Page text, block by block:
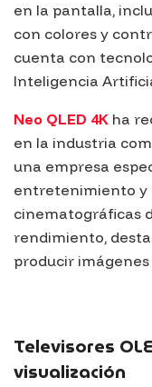
en la pantalla,
con colores y
cuenta con
Inteligencia
Neo QLED 4K ha
en la industria
una empresa
entretenimiento y
cinematográficas
rendimiento,
producir
Televisores
visualización